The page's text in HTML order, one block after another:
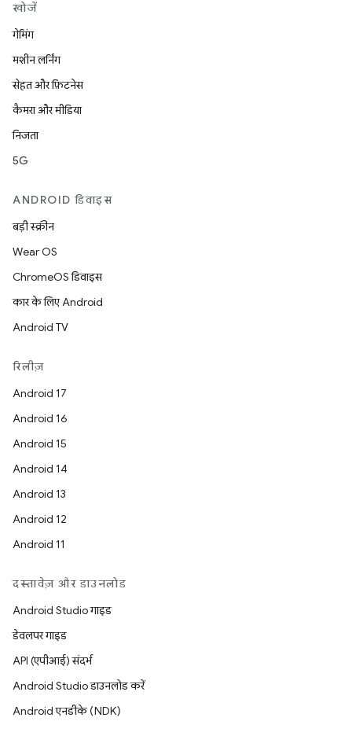
खोजें
गेमिंग
मशीन लर्निंग
सेहत और फ़िटनेस
कैमरा और मीडिया
निजता
5G
ANDROID डिवाइस
बड़ी स्क्रीन
Wear OS
ChromeOS डिवाइस
कार के लिए Android
Android TV
रिलीज़
Android 17
Android 16
Android 15
Android 14
Android 13
Android 12
Android 11
दस्तावेज़ और डाउनलोड
Android Studio गाइड
डेवलपर गाइड
API (एपीआई) संदर्भ
Android Studio डाउनलोड करें
Android एनडीके (NDK)